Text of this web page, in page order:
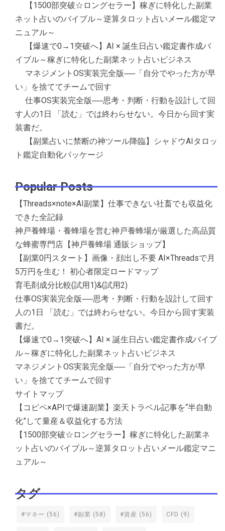
【1500部突破☆ロングセラー】稼ぎに特化した副業
ネット占いのバイブル～逆算タロット占いメール鑑定マ
ニュアル～
【爆速で0→1突破へ】AI × 誕生日占い鑑定書作成バ
イブル～稼ぎに特化した副業ネット占いビジネス
マネジメントOS実装完全版──「自分でやった方が早
い」を捨ててチームで回す
仕事OS実装完全版──思考・判断・行動を設計して回
す人の1日 「読む」では終わらせない。今日から回す実
装書だ。
【副業占いに禁断の神ツール降臨】シャドウAIタロッ
ト鑑定自動化パッケージ
Popular Posts
【Threads×note×AI副業】仕事できない社畜でも収益化
できた全記録
神戸養蜂場・養蜂場を営む神戸養蜂場が厳選した高品質
な蜂蜜専門店【神戸養蜂場 通販ショップ】
【副業0円スタート】画像・顔出し不要 AI×Threadsで月
5万円を生む！ 初心者限定ロードマップ
育毛剤成分比較(試用1)&(試用2)
仕事OS実装完全版──思考・判断・行動を設計して回す
人の1日 「読む」では終わらせない。今日から回す実装
書だ。
【爆速で0→1突破へ】AI × 誕生日占い鑑定書作成バイブ
ル～稼ぎに特化した副業ネット占いビジネス
マネジメントOS実装完全版──「自分でやった方が早
い」を捨ててチームで回す
サイトマップ
【コピペ×APIで爆速副業】楽天トラベル記事を“半自動
化”して量産＆収益化する方法
【1500部突破☆ロングセラー】稼ぎに特化した副業ネ
ット占いのバイブル～逆算タロット占いメール鑑定マニ
ュアル～
タグ
#マネー (56) #副業 (58) #資産 (56) CFD (9)